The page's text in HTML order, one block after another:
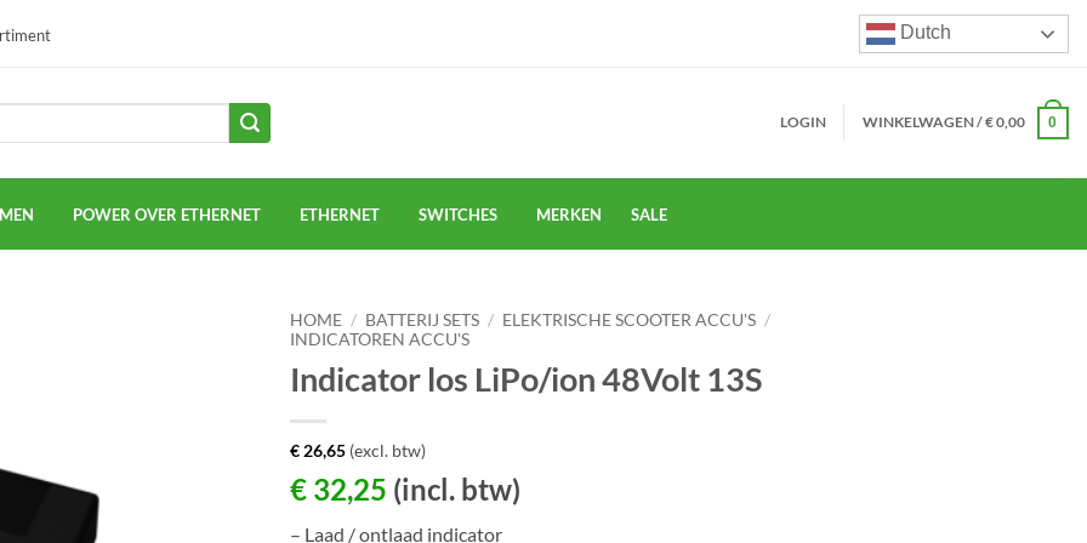
Dutch
LOGIN WINKELWAGEN /€0,00 0
POWER OVER ETHERNET ETHERNET SWITCHES MERKEN SALE
HOME / BATTERIJ SETS / ELEKTRISCHE SCOOTER ACCU'S /
INDICATOREN ACCU'S
Indicator los LiPo/ion 48Volt 13S
€ 26,65 (excl. btw)
€ 32,25 (incl. btw)
– Laad / ontlaad indicator